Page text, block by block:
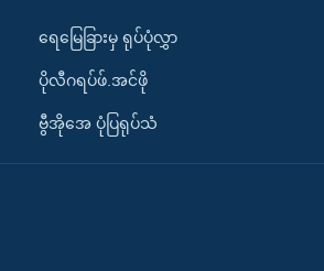
ရေမြေခြားမှ ရုပ်ပုံလွှာ
ပိုလီဂရပ်ဖ်.အင်ဖို
ဗွီအိုအေ ပုံပြရုပ်သံ